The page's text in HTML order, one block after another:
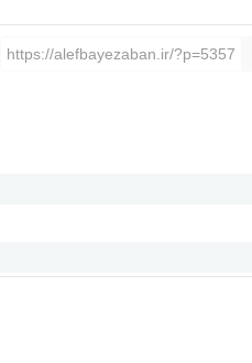
https://alefbayezaban.ir/?p=5357